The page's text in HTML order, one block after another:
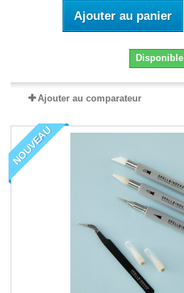
Ajouter au panier
Disponible
Ajouter au comparateur
NOUVEAU